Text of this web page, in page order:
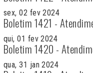
sex, 02 fev 2024
Boletim 1421 -
qui, 01 fev 2024
Boletim 1420 -
qua, 31 jan 2024